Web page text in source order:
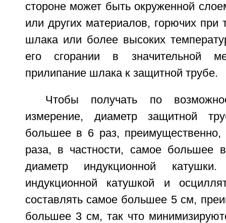
стороне может быть окруженной
или других материалов, горючих при
шлака или более высоких
его сгорании в значительной
прилипание шлака к защитной трубе.
Чтобы получать по
измерение, диаметр защитной
большее в 6 раз,
раза, в частности, самое большее
диаметр индукционной
индукционной катушкой и
составлять самое большее 5 см,
большее 3 см, так что